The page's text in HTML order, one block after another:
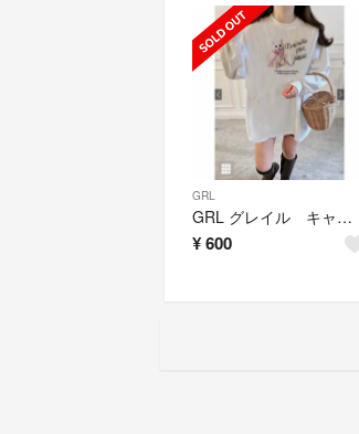
GRL
GRL グレイル キャットプリントロンT[pm544a]アイボリー
¥600